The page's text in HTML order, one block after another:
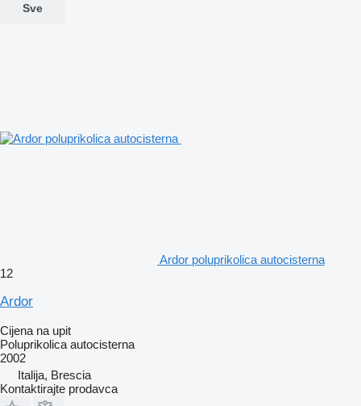
Sve
Ardor poluprikolica autocisterna
12
Ardor
Cijena na upit
Poluprikolica autocisterna
2002
Italija, Brescia
Kontaktirajte prodavca